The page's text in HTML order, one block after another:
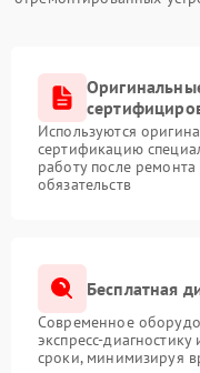
Используются
сертификацию
работу после
обязательств
Бесплатная
Современное
экспресс-
сроки, минимизируя